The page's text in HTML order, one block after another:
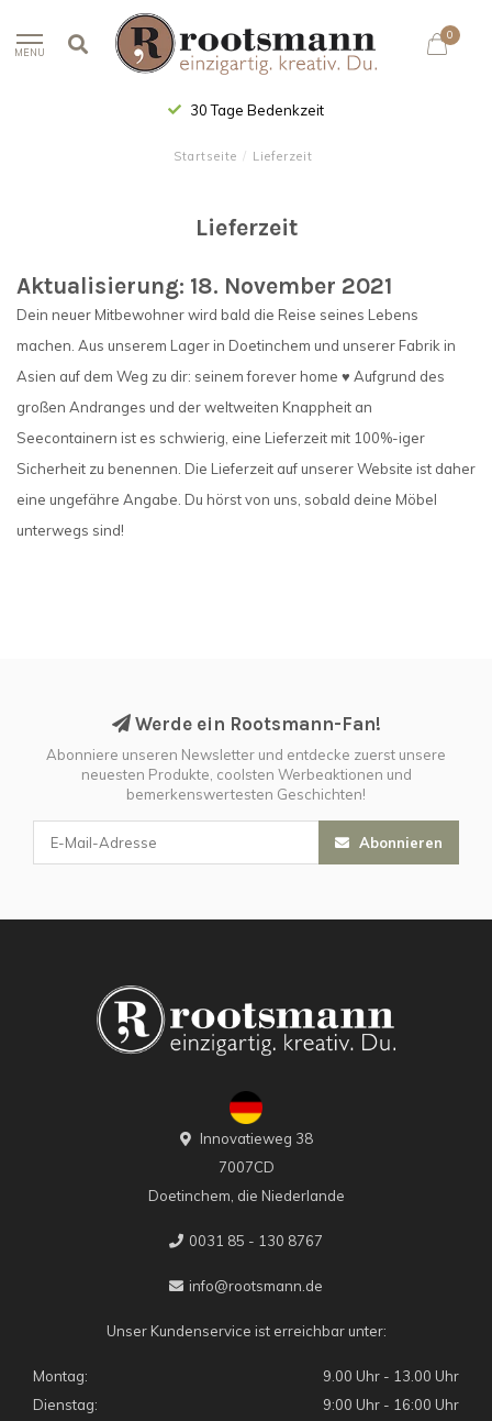
MENU
0
30 Tage Bedenkzeit
Startseite / Lieferzeit
Lieferzeit
Aktualisierung: 18. November 2021
Dein neuer Mitbewohner wird bald die Reise seines Lebens
machen. Aus unserem Lager in Doetinchem und unserer Fabrik in
Asien auf dem Weg zu dir: seinem forever home ♥ Aufgrund des
großen Andranges und der weltweiten Knappheit an
Seecontainern ist es schwierig, eine Lieferzeit mit 100%-iger
Sicherheit zu benennen. Die Lieferzeit auf unserer Website ist daher
eine ungefähre Angabe. Du hörst von uns, sobald deine Möbel
unterwegs sind!
Werde ein Rootsmann-Fan!
Abonniere unseren Newsletter und entdecke zuerst unsere
neuesten Produkte, coolsten Werbeaktionen und
bemerkenswertesten Geschichten!
Abonnieren
Innovatieweg 38
7007CD
Doetinchem, die Niederlande
0031 85 - 130 8767
info@rootsmann.de
Unser Kundenservice ist erreichbar unter:
Montag:
9.00 Uhr - 13.00 Uhr
Dienstag:
9:00 Uhr - 16:00 Uhr